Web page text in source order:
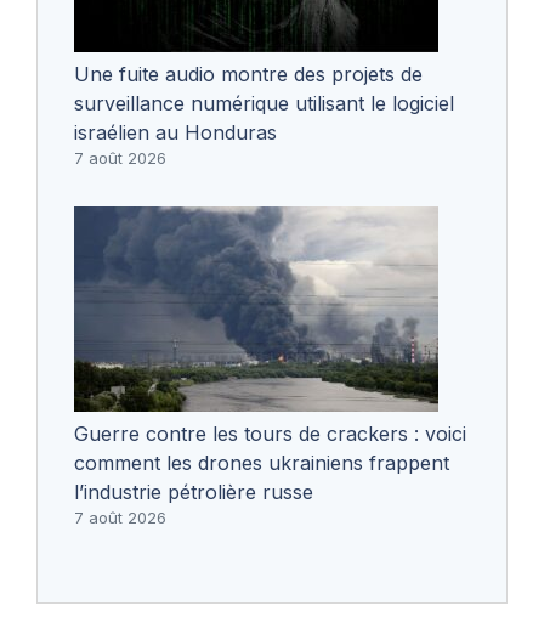
Une fuite audio montre des projets de
surveillance numérique utilisant le logiciel
israélien au Honduras
7 août 2026
Guerre contre les tours de crackers : voici
comment les drones ukrainiens frappent
l’industrie pétrolière russe
7 août 2026